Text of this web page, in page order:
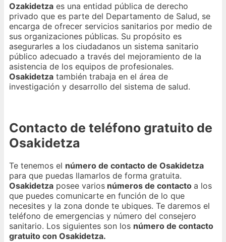
Ozakidetza es una entidad pública de derecho
privado que es parte del Departamento de Salud, se
encarga de ofrecer servicios sanitarios por medio de
sus organizaciones públicas. Su propósito es
asegurarles a los ciudadanos un sistema sanitario
público adecuado a través del mejoramiento de la
asistencia de los equipos de profesionales.
Osakidetza también trabaja en el área de
investigación y desarrollo del sistema de salud.
Contacto de teléfono gratuito de
Osakidetza
Te tenemos el número de contacto de Osakidetza
para que puedas llamarlos de forma gratuita.
Osakidetza posee varios números de contacto a los
que puedes comunicarte en función de lo que
necesites y la zona donde te ubiques. Te daremos el
teléfono de emergencias y número del consejero
sanitario. Los siguientes son los número de contacto
gratuito con Osakidetza.